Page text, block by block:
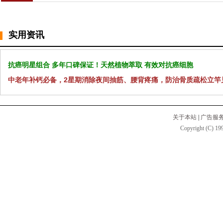
实用资讯
抗癌明星组合 多年口碑保证！天然植物萃取 有效对抗癌细胞
中老年补钙必备，2星期消除夜间抽筋、腰背疼痛，防治骨质疏松立竿
关于本站
广告服
Copyright (C)